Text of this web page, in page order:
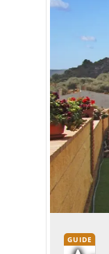
GUIDE